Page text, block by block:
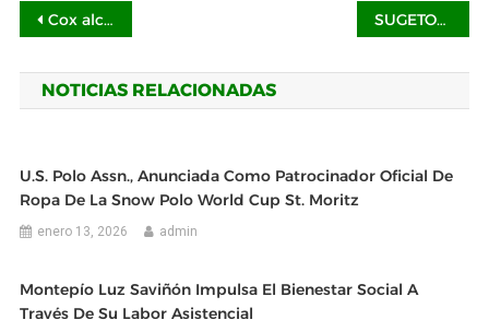
Navegación
de
entradas
Cox alcanza un EBITDA de 183 millones y un beneficio neto de 59 millones en 2024 SUGETOSA: nuevas soluciones en material médico y equipamiento especializado en México
NOTICIAS RELACIONADAS
U.S. Polo Assn., Anunciada Como Patrocinador Oficial De
Ropa De La Snow Polo World Cup St. Moritz
enero 13, 2026 admin
Montepío Luz Saviñón Impulsa El Bienestar Social A
Través De Su Labor Asistencial